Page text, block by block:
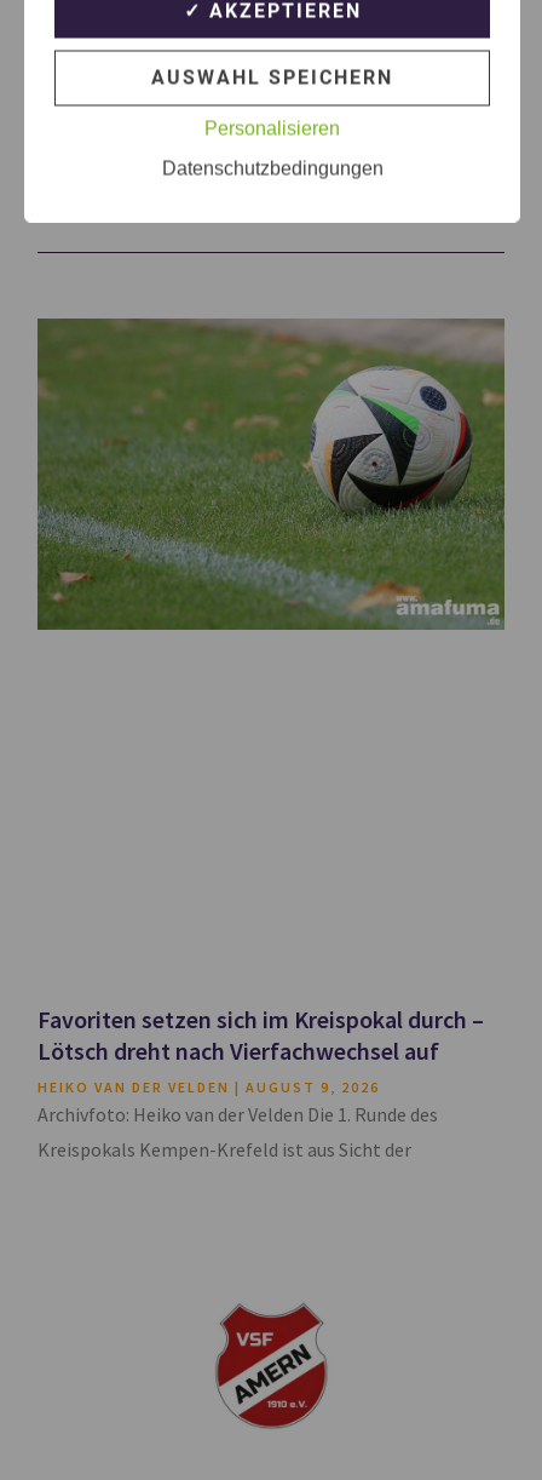
Themen die dich auch
Favoriten setzen sich im Kreispokal durch –
Lötsch dreht nach Vierfachwechsel auf
HEIKO VAN DER VELDEN AUGUST 9, 2026
Archivfoto: Heiko van der Velden Die 1. Runde des
Kreispokals Kempen-Krefeld ist aus Sicht der
✓ AKZEPTIEREN
AUSWAHL SPEICHERN
Personalisieren
Datenschutzbedingungen